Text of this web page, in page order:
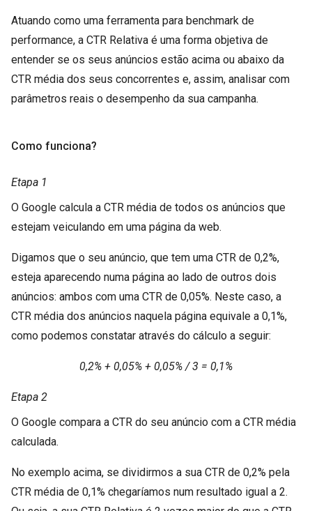
Atuando como uma ferramenta para benchmark de
performance, a CTR Relativa é uma forma objetiva de
entender se os seus anúncios estão acima ou abaixo da
CTR média dos seus concorrentes e, assim, analisar com
parâmetros reais o desempenho da sua campanha.
Como funciona?
Etapa 1
O Google calcula a CTR média de todos os anúncios que
estejam veiculando em uma página da web.
Digamos que o seu anúncio, que tem uma CTR de 0,2%,
esteja aparecendo numa página ao lado de outros dois
anúncios: ambos com uma CTR de 0,05%. Neste caso, a
CTR média dos anúncios naquela página equivale a 0,1%,
como podemos constatar através do cálculo a seguir:
0,2% + 0,05% + 0,05% / 3 = 0,1%
Etapa 2
O Google compara a CTR do seu anúncio com a CTR média
calculada.
No exemplo acima, se dividirmos a sua CTR de 0,2% pela
CTR média de 0,1% chegaríamos num resultado igual a 2.